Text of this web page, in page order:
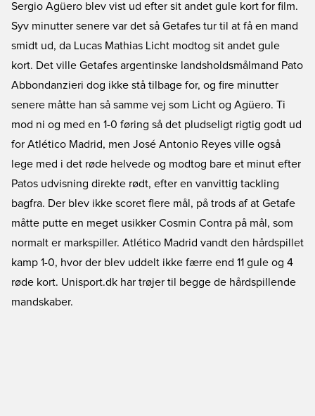
Sergio Agüero blev vist ud efter sit andet gule kort for film.
Syv minutter senere var det så Getafes tur til at få en mand
smidt ud, da Lucas Mathias Licht modtog sit andet gule
kort. Det ville Getafes argentinske landsholdsmålmand Pato
Abbondanzieri dog ikke stå tilbage for, og fire minutter
senere måtte han så samme vej som Licht og Agüero. Ti
mod ni og med en 1-0 føring så det pludseligt rigtig godt ud
for Atlético Madrid, men José Antonio Reyes ville også
lege med i det røde helvede og modtog bare et minut efter
Patos udvisning direkte rødt, efter en vanvittig tackling
bagfra. Der blev ikke scoret flere mål, på trods af at Getafe
måtte putte en meget usikker Cosmin Contra på mål, som
normalt er markspiller. Atlético Madrid vandt den hårdspillet
kamp 1-0, hvor der blev uddelt ikke færre end 11 gule og 4
røde kort. Unisport.dk har trøjer til begge de hårdspillende
mandskaber.